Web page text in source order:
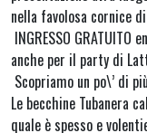
nella favolosa cornice
INGRESSO
anche per il party di
Scopriamo un po\’ di
Le becchine Tubanera
quale è spesso e